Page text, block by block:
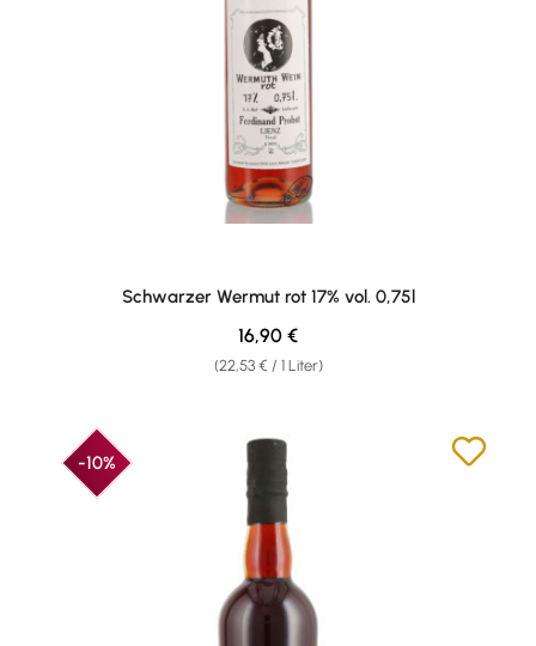
Schwarzer Wermut rot 17% vol. 0,75l
(22,53 € / 1 Liter)
Regulärer Preis:
16,90 €
-10%